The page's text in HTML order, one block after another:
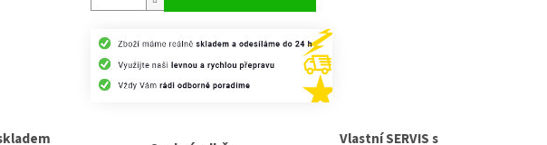
Vlastní SERVIS s